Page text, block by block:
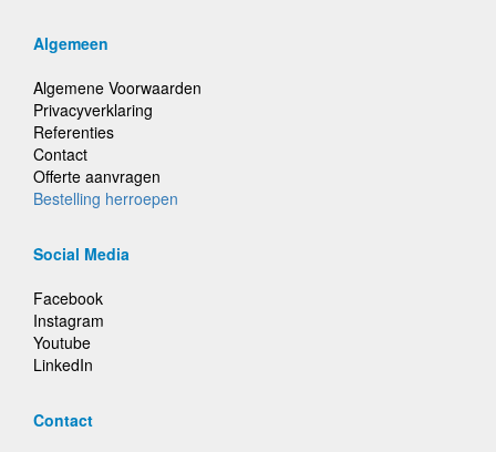
Algemeen
Algemene Voorwaarden
Privacyverklaring
Referenties
Contact
Offerte aanvragen
Bestelling herroepen
Social Media
Facebook
Instagram
Youtube
LinkedIn
Contact